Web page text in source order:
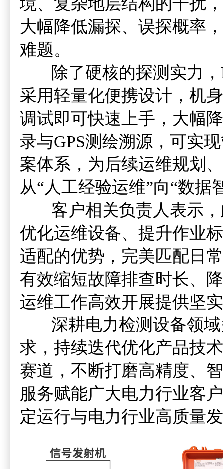
境、复杂地层结构的干扰
大幅降低漏探、误探概率
难题。
除了硬核的探测实力，
采用轻量化便携设计，机
调试即可快速上手，大幅
录与GPS测绘溯源，可实
案体系，为后续运维规划
从“人工经验运维”向“数据
客户相关负责人表示，
优化运维设备、提升作业
适配的优势，完美匹配日
有效缩短故障排查时长、
运维工作高效开展提供坚
深耕电力检测设备领域
求，持续迭代优化产品技
赛道，不断打磨高精度、
服务赋能广大电力行业客
定运行与电力行业高质量